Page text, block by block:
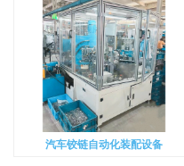
汽车铰链自动化装配设备